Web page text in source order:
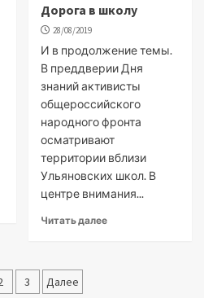
Дорога в школу
28/08/2019
И в продолжение темы.
В преддверии Дня
знаний активисты
общероссийского
народного фронта
осматривают
территории вблизи
Ульяновских школ. В
центре внимания...
Читать далее
3 Далее